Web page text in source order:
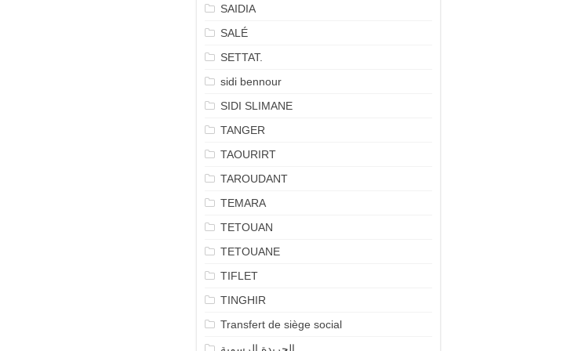
SAIDIA
SALÉ
SETTAT.
sidi bennour
SIDI SLIMANE
TANGER
TAOURIRT
TAROUDANT
TEMARA
TETOUAN
TETOUANE
TIFLET
TINGHIR
Transfert de siège social